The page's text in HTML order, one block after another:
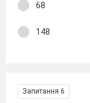
68
148
Запитання 6